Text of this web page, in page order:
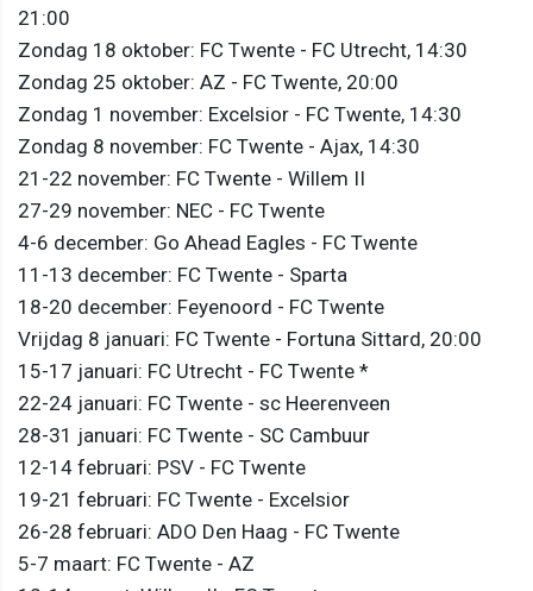
21:00
Zondag 18 oktober: FC Twente - FC Utrecht, 14:30
Zondag 25 oktober: AZ - FC Twente, 20:00
Zondag 1 november: Excelsior - FC Twente, 14:30
Zondag 8 november: FC Twente - Ajax, 14:30
21-22 november: FC Twente - Willem II
27-29 november: NEC - FC Twente
4-6 december: Go Ahead Eagles - FC Twente
11-13 december: FC Twente - Sparta
18-20 december: Feyenoord - FC Twente
Vrijdag 8 januari: FC Twente - Fortuna Sittard, 20:00
15-17 januari: FC Utrecht - FC Twente *
22-24 januari: FC Twente - sc Heerenveen
28-31 januari: FC Twente - SC Cambuur
12-14 februari: PSV - FC Twente
19-21 februari: FC Twente - Excelsior
26-28 februari: ADO Den Haag - FC Twente
5-7 maart: FC Twente - AZ